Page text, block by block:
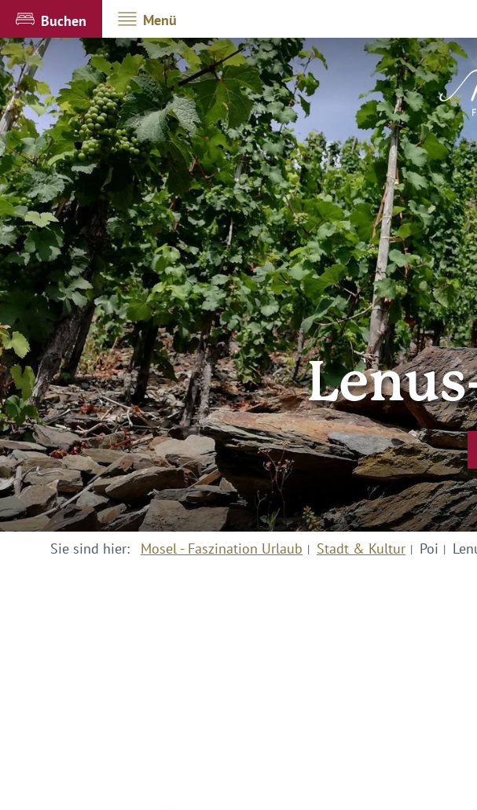
Buchen Menü
Sie sind hier: Mosel - Faszination Urlaub Stadt & Kultur Poi